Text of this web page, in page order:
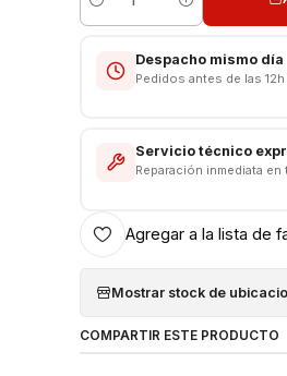
CONSULTE POR
Somos VENTAS
Cantidad
Despacho mismo día
Pedidos antes de las
Servicio técnico
Reparación inmediata en
Agregar a la lista de
Mostrar stock de
COMPARTIR ESTE PRODUCTO